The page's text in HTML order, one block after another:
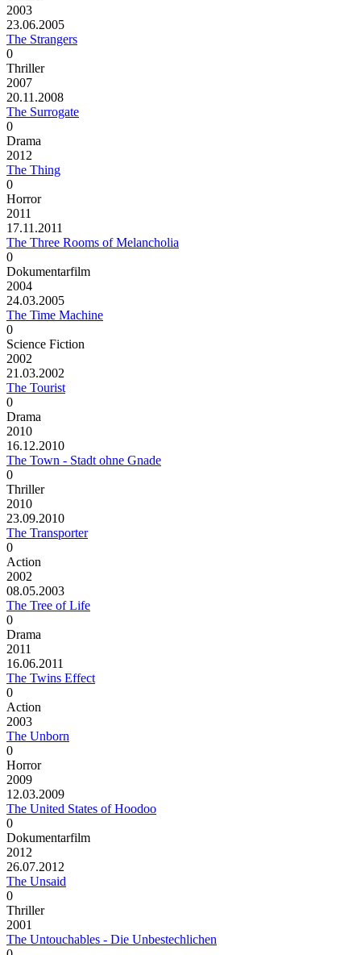
2003
23.06.2005
The Strangers
0
Thriller
2007
20.11.2008
The Surrogate
0
Drama
2012
The Thing
0
Horror
2011
17.11.2011
The Three Rooms of Melancholia
0
Dokumentarfilm
2004
24.03.2005
The Time Machine
0
Science Fiction
2002
21.03.2002
The Tourist
0
Drama
2010
16.12.2010
The Town - Stadt ohne Gnade
0
Thriller
2010
23.09.2010
The Transporter
0
Action
2002
08.05.2003
The Tree of Life
0
Drama
2011
16.06.2011
The Twins Effect
0
Action
2003
The Unborn
0
Horror
2009
12.03.2009
The United States of Hoodoo
0
Dokumentarfilm
2012
26.07.2012
The Unsaid
0
Thriller
2001
The Untouchables - Die Unbestechlichen